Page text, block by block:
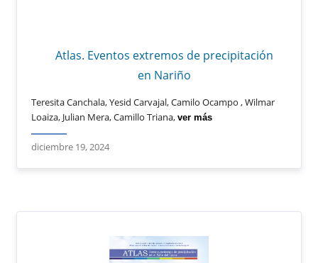
Atlas. Eventos extremos de precipitación
en Nariño
Teresita Canchala, Yesid Carvajal, Camilo Ocampo , Wilmar
Loaiza, Julian Mera, Camillo Triana,ver más
diciembre 19, 2024